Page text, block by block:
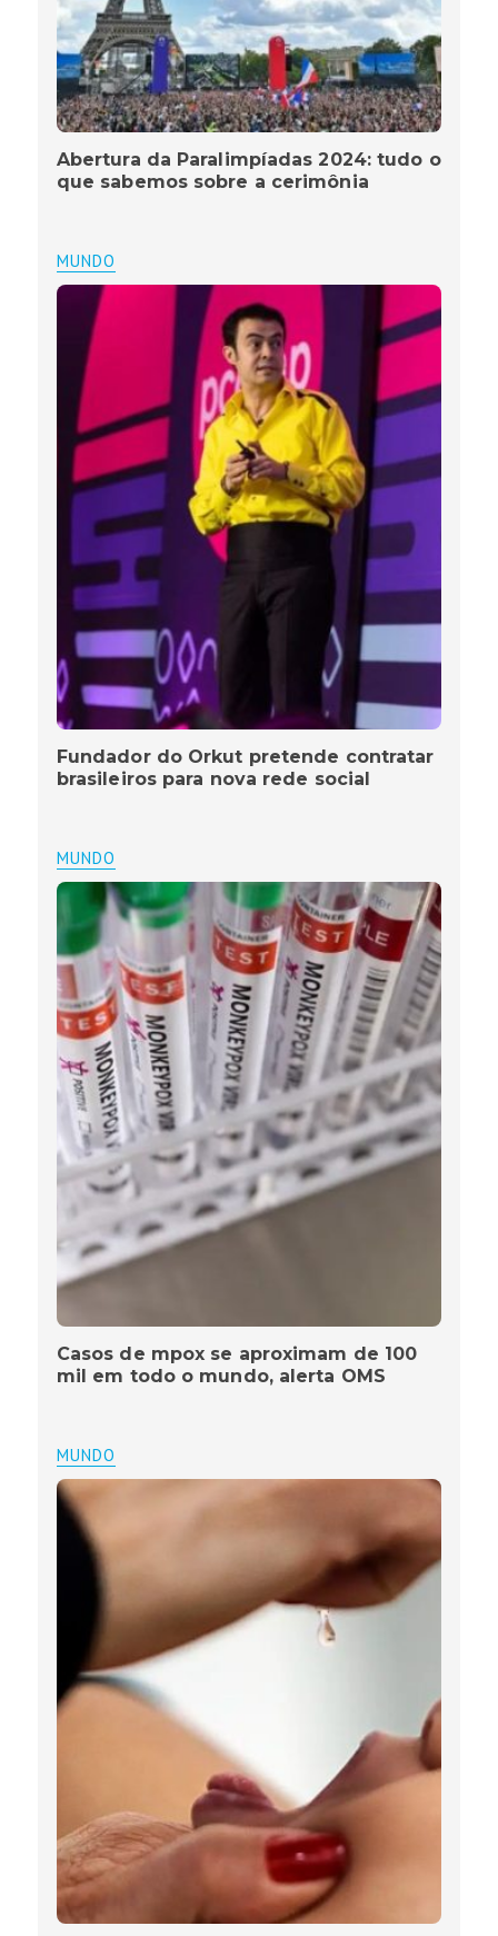
Abertura da Paralimpíadas 2024: tudo o
que sabemos sobre a cerimônia
MUNDO
Fundador do Orkut pretende contratar
brasileiros para nova rede social
MUNDO
Casos de mpox se aproximam de 100
mil em todo o mundo, alerta OMS
MUNDO